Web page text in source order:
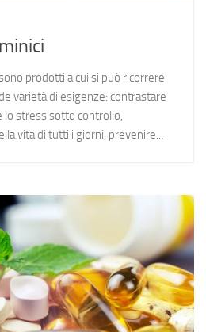
prodotti a cui si può ricorrere
varietà di esigenze: contrastare
lo stress sotto controllo,
vita di tutti i giorni, prevenire...